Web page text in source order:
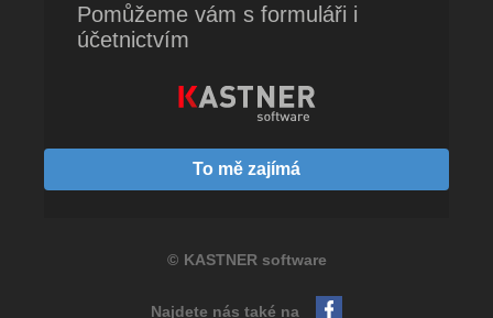
Pomůžeme vám s formuláři i
účetnictvím
To mě zajímá
© KASTNER software
Najdete nás také na